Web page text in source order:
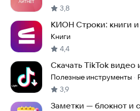
3,8
КИОН Строки: книги
Книги
4,4
Скачать TikTok видео
(V2)
Полезные инструменты ·
3,9
Заметки — блокнот и